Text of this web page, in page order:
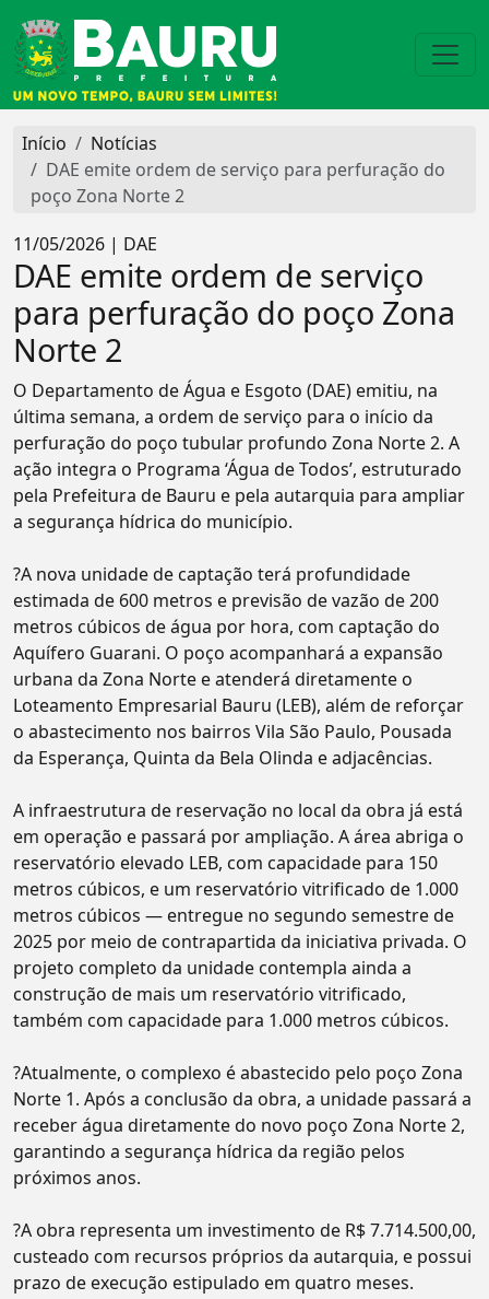
Início
Notícias
DAE emite ordem de serviço para perfuração do
poço Zona Norte 2
11/05/2026 | DAE
DAE emite ordem de serviço
para perfuração do poço Zona
Norte 2
O Departamento de Água e Esgoto (DAE) emitiu, na
última semana, a ordem de serviço para o início da
perfuração do poço tubular profundo Zona Norte 2. A
ação integra o Programa ‘Água de Todos’, estruturado
pela Prefeitura de Bauru e pela autarquia para ampliar
a segurança hídrica do município.
?A nova unidade de captação terá profundidade
estimada de 600 metros e previsão de vazão de 200
metros cúbicos de água por hora, com captação do
Aquífero Guarani. O poço acompanhará a expansão
urbana da Zona Norte e atenderá diretamente o
Loteamento Empresarial Bauru (LEB), além de reforçar
o abastecimento nos bairros Vila São Paulo, Pousada
da Esperança, Quinta da Bela Olinda e adjacências.
A infraestrutura de reservação no local da obra já está
em operação e passará por ampliação. A área abriga o
reservatório elevado LEB, com capacidade para 150
metros cúbicos, e um reservatório vitrificado de 1.000
metros cúbicos — entregue no segundo semestre de
2025 por meio de contrapartida da iniciativa privada. O
projeto completo da unidade contempla ainda a
construção de mais um reservatório vitrificado,
também com capacidade para 1.000 metros cúbicos.
?Atualmente, o complexo é abastecido pelo poço Zona
Norte 1. Após a conclusão da obra, a unidade passará a
receber água diretamente do novo poço Zona Norte 2,
garantindo a segurança hídrica da região pelos
próximos anos.
?A obra representa um investimento de R$ 7.714.500,00,
custeado com recursos próprios da autarquia, e possui
prazo de execução estipulado em quatro meses.